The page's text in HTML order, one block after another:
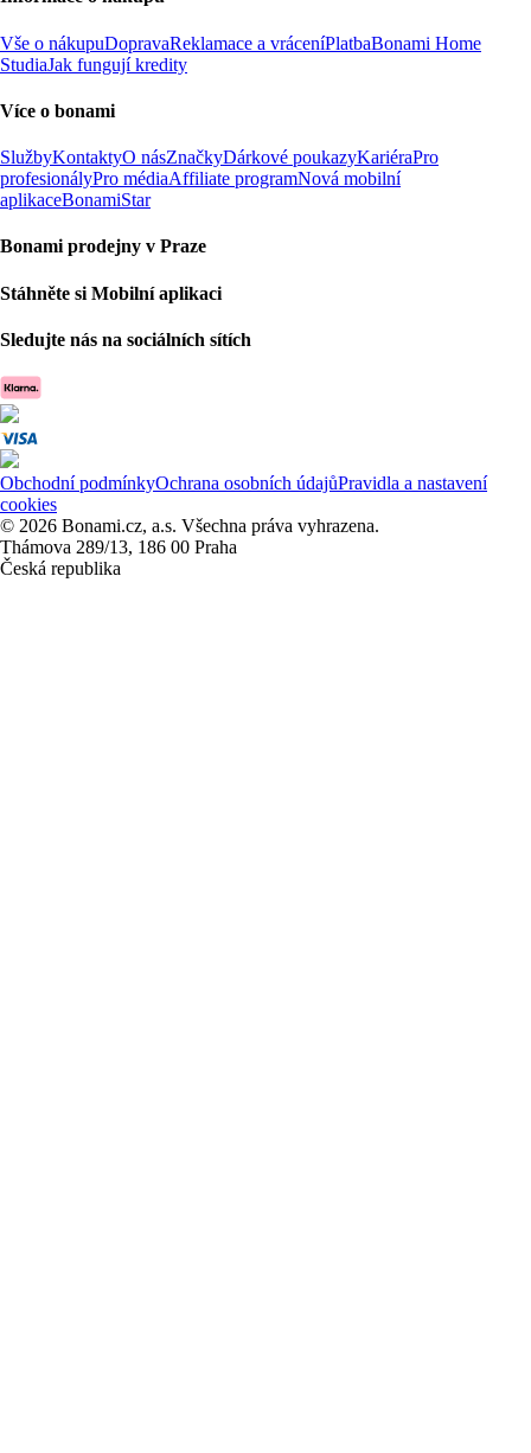
Vše o nákupuDopravaReklamace a vráceníPlatbaBonami Home
StudiaJak fungují kredity
Více o bonami
SlužbyKontaktyO násZnačkyDárkové poukazyKariéraPro
profesionályPro médiaAffiliate programNová mobilní
aplikaceBonamiStar
Bonami prodejny v Praze
Stáhněte si Mobilní aplikaci
Sledujte nás na sociálních sítích
Obchodní podmínkyOchrana osobních údajůPravidla a nastavení
cookies
© 2026 Bonami.cz, a.s. Všechna práva vyhrazena.
Thámova 289/13, 186 00 Praha
Česká republika